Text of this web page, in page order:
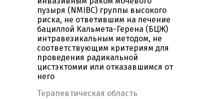
пузыря (NMIBC) группы высокого
риска, не ответившим на лечение
бациллой Кальмета-Герена (БЦЖ)
интравезикальным методом, не
соответствующим критериям для
проведения радикальной
цистэктомии или отказавшимся от
него
Терапевтическая область